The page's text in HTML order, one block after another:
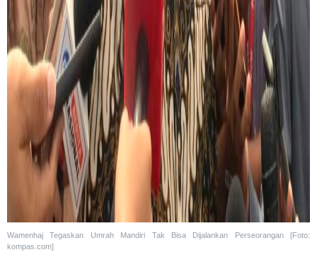
Wamenhaj Tegaskan Umrah Mandiri Tak Bisa Dijalankan Perseorangan [Foto:
kompas.com]